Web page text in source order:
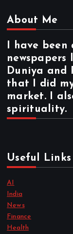
About Me
I have
Duniya and
that I did
market. I
spirituality.
Useful Links
AI
India
News
Finance
Health